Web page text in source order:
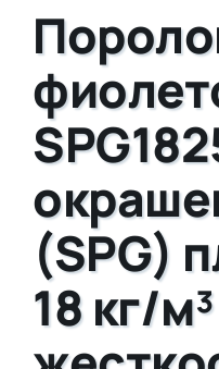
(SPG)
18 кг/м³